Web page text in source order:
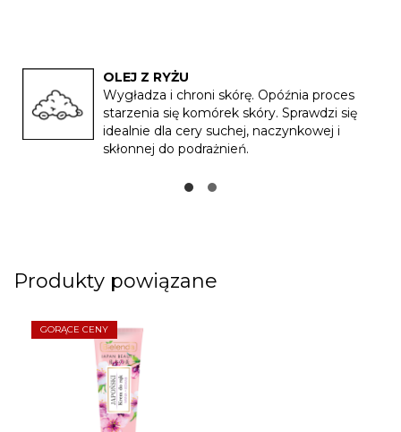
OLEJ Z RYŻU
Wygładza i chroni skórę. Opóźnia proces
starzenia się komórek skóry. Sprawdzi się
idealnie dla cery suchej, naczynkowej i
skłonnej do podrażnień.
Produkty powiązane
GORĄCE CENY